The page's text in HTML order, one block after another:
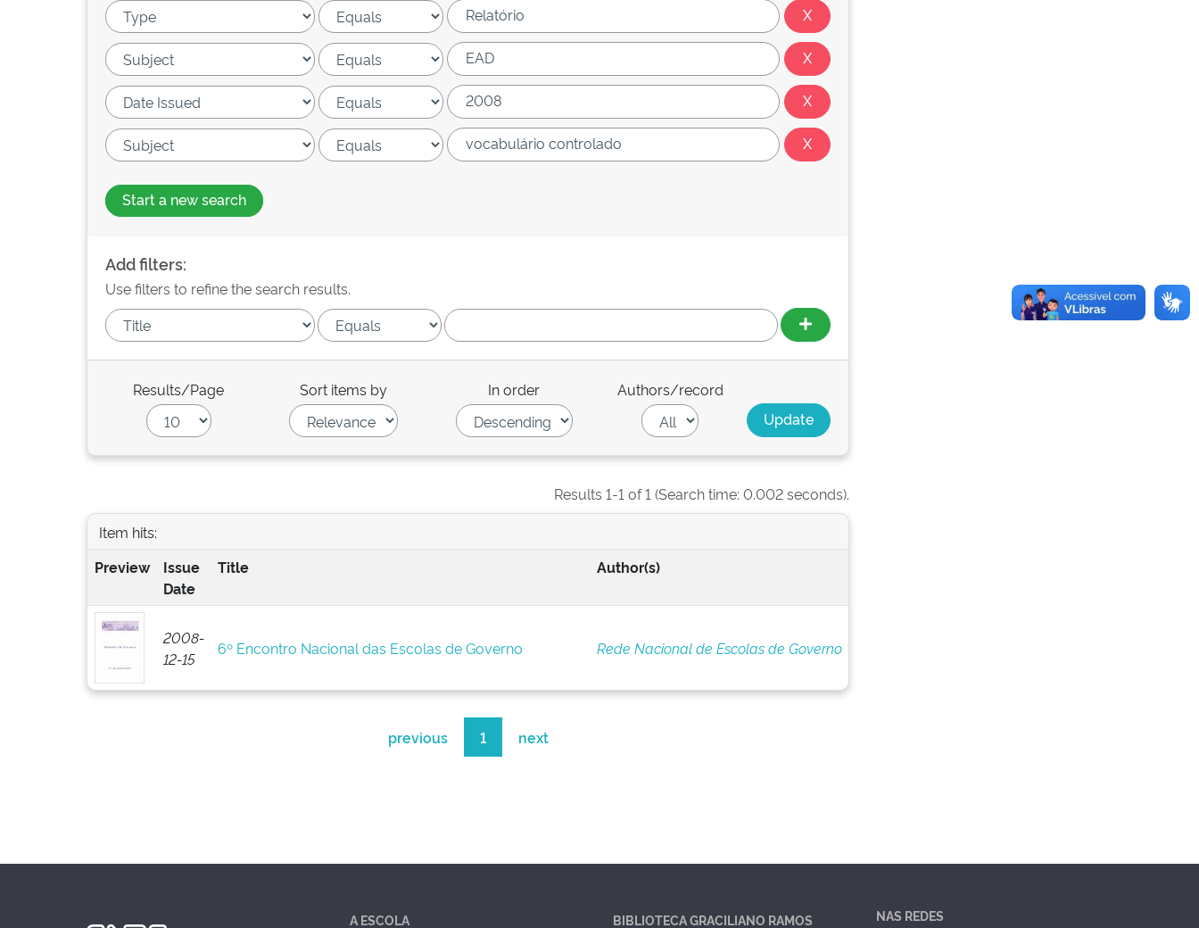
Start a new search
Add filters:
Use filters to refine the search results.
Results/Page Sort items by In order Authors/record
Results 1-1 of 1 (Search time: 0.002 seconds).
Item hits:
Preview
Issue
Date
Title Author(s)
2008-
12-15
6º Encontro Nacional das Escolas de Governo Rede Nacional de Escolas de Governo
previous 1 next
A ESCOLA BIBLIOTECA GRACILIANO RAMOS NAS REDES